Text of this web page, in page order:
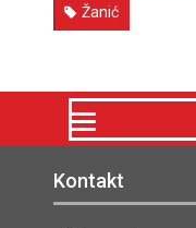
Žanić
Kontakt